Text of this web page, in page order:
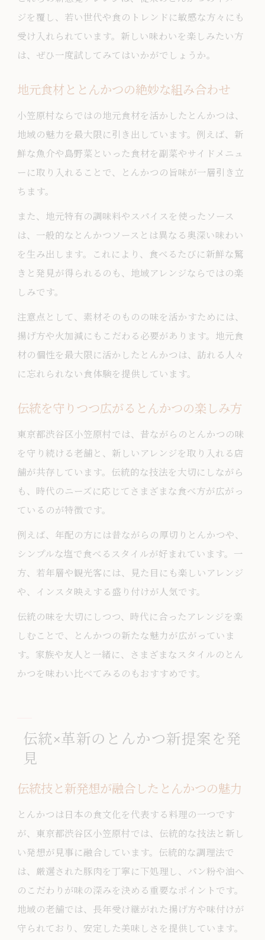
ジを覆し、若い世代や食のトレンドに敏感な方々にも
受け入れられています。新しい味わいを楽しみたい方
は、ぜひ一度試してみてはいかがでしょうか。
地元食材ととんかつの絶妙な組み合わせ
小笠原村ならではの地元食材を活かしたとんかつは、
地域の魅力を最大限に引き出しています。例えば、新
鮮な魚介や島野菜といった食材を副菜やサイドメニュ
ーに取り入れることで、とんかつの旨味が一層引き立
ちます。
また、地元特有の調味料やスパイスを使ったソース
は、一般的なとんかつソースとは異なる奥深い味わい
を生み出します。これにより、食べるたびに新鮮な驚
きと発見が得られるのも、地域アレンジならではの楽
しみです。
注意点として、素材そのものの味を活かすためには、
揚げ方や火加減にもこだわる必要があります。地元食
材の個性を最大限に活かしたとんかつは、訪れる人々
に忘れられない食体験を提供しています。
伝統を守りつつ広がるとんかつの楽しみ方
東京都渋谷区小笠原村では、昔ながらのとんかつの味
を守り続ける老舗と、新しいアレンジを取り入れる店
舗が共存しています。伝統的な技法を大切にしながら
も、時代のニーズに応じてさまざまな食べ方が広がっ
ているのが特徴です。
例えば、年配の方には昔ながらの厚切りとんかつや、
シンプルな塩で食べるスタイルが好まれています。一
方、若年層や観光客には、見た目にも楽しいアレンジ
や、インスタ映えする盛り付けが人気です。
伝統の味を大切にしつつ、時代に合ったアレンジを楽
しむことで、とんかつの新たな魅力が広がっていま
す。家族や友人と一緒に、さまざまなスタイルのとん
かつを味わい比べてみるのもおすすめです。
伝統×革新のとんかつ新提案を発
見
伝統技と新発想が融合したとんかつの魅力
とんかつは日本の食文化を代表する料理の一つです
が、東京都渋谷区小笠原村では、伝統的な技法と新し
い発想が見事に融合しています。伝統的な調理法で
は、厳選された豚肉を丁寧に下処理し、パン粉や油へ
のこだわりが味の深みを決める重要なポイントです。
地域の老舗では、長年受け継がれた揚げ方や味付けが
守られており、安定した美味しさを提供しています。